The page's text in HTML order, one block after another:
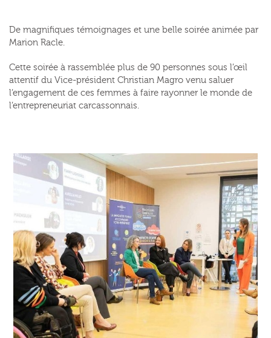
De magnifiques témoignages et une belle soirée animée par
Marion Racle.
Cette soirée à rassemblée plus de 90 personnes sous l’œil
attentif du Vice-président Christian Magro venu saluer
l’engagement de ces femmes à faire rayonner le monde de
l’entrepreneuriat carcassonnais.